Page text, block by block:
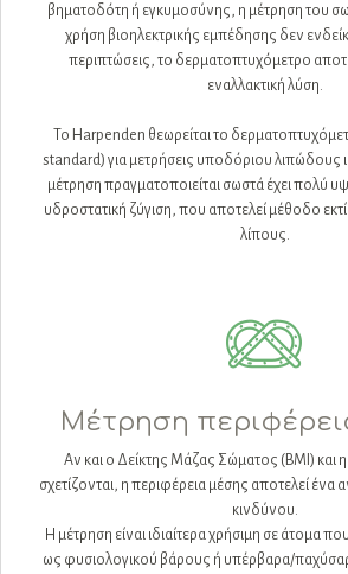
βηματοδότη ή εγκυμοσύνης, η μέτρηση του
χρήση βιοηλεκτρικής εμπέδησης δεν
περιπτώσεις, το δερματοπτυχόμετρο
εναλλακτική λύση.
Το Harpenden θεωρείται το
standard) για μετρήσεις υποδόριου λιπώδους
μέτρηση πραγματοποιείται σωστά έχει πολύ
υδροστατική ζύγιση, που αποτελεί μέθοδο
λίπους.
Μέτρηση
Αν και ο Δείκτης Μάζας Σώματος (BMI) και
σχετίζονται, η περιφέρεια μέσης αποτελεί
κινδύνου.
Η μέτρηση είναι ιδιαίτερα χρήσιμη σε άτομα
ως φυσιολογικού βάρους ή υπέρβαρα/